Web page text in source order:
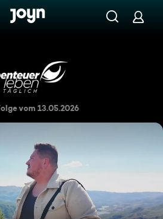
Porto erleben mit Tobi &
vom 13.05.2026